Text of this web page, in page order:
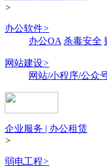
>
办公软件>
办公OA 杀毒安全
网站建设>
网站/小程序/公众
企业服务 | 办公租赁
>
弱电工程>